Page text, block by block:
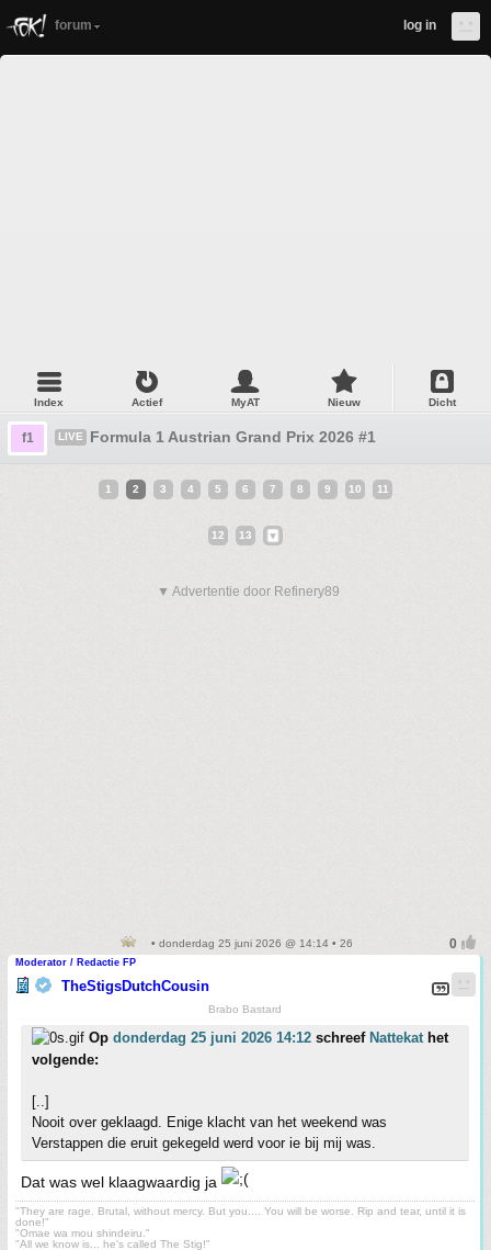
forum log in
Index Actief MyAT Nieuw Dicht
f1 LIVE Formula 1 Austrian Grand Prix 2026 #1
1 2 3 4 5 6 7 8 9 10 11
12 13
▼ Advertentie door Refinery89
• donderdag 25 juni 2026 @ 14:14 • 26
Moderator / Redactie FP
TheStigsDutchCousin
Brabo Bastard
Op donderdag 25 juni 2026 14:12 schreef Nattekathet
volgende:
[..]
Nooit over geklaagd. Enige klacht van het weekend was
Verstappen die eruit gekegeld werd voor ie bij mij was.
Dat was wel klaagwaardig ja
"They are rage. Brutal, without mercy. But you.... You will be worse. Rip and tear, until it is
done!"
"Omae wa mou shindeiru."
"All we know is... he's called The Stig!"